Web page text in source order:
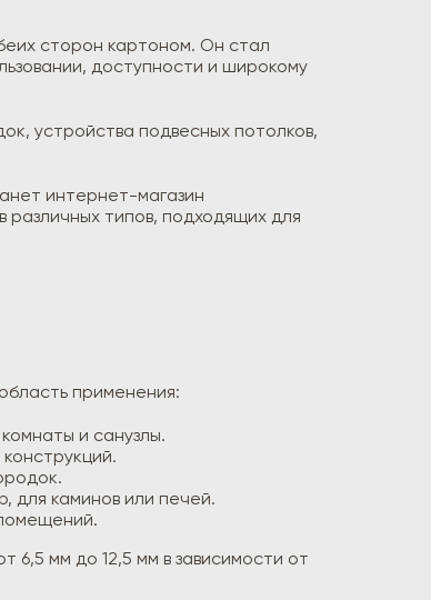
сторон картоном. Он стал
доступности и широкому
устройства подвесных потолков,
интернет-магазин
типов, подходящих для
применения:
и санузлы.
для каминов или печей.
6,5 мм до 12,5 мм в зависимости от